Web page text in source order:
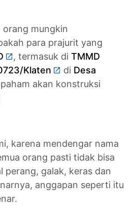
orang mungkin
para prajurit yang
, termasuk di TMMD
Klaten
di Desa
paham akan konstruksi
karena mendengar nama
orang pasti tidak bisa
perang, galak, keras dan
anggapan seperti itu